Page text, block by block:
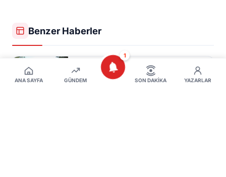
ANA SAYFA GÜNDEM
1
SON DAKIKA YAZARLAR
Benzer Haberler
İnegöl Millet Bahçesi'nin açılacağı
tarih belli oldu!